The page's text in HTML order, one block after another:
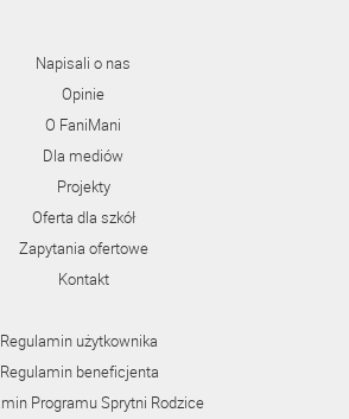
Napisali o nas
Opinie
O FaniMani
Dla mediów
Projekty
Oferta dla szkół
Zapytania ofertowe
Kontakt
Regulamin użytkownika
Regulamin beneficjenta
Programu Sprytni Rodzice